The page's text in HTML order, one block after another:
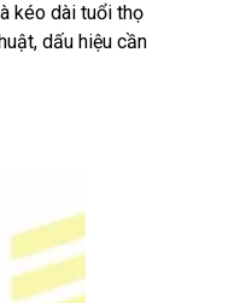
kéo dài tuổi thọ
dấu hiệu cần